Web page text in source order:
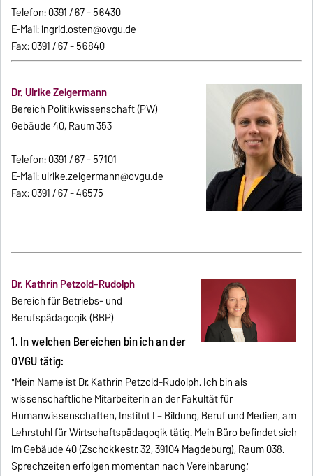
Telefon: 0391 / 67 - 56430
E-Mail: ingrid.osten@ovgu.de
Fax: 0391 / 67 - 56840
Dr. Ulrike Zeigermann
Bereich Politikwissenschaft (PW)
Gebäude 40, Raum 353
Telefon: 0391 / 67 - 57101
E-Mail: ulrike.zeigermann@ovgu.de
Fax: 0391 / 67 - 46575
Dr. Kathrin Petzold-Rudolph
Bereich für Betriebs- und
Berufspädagogik (BBP)
1. In welchen Bereichen bin ich an der
OVGU tätig:
"Mein Name ist Dr. Kathrin Petzold-Rudolph. Ich bin als
wissenschaftliche Mitarbeiterin an der Fakultät für
Humanwissenschaften, Institut I – Bildung, Beruf und Medien, am
Lehrstuhl für Wirtschaftspädagogik tätig. Mein Büro befindet sich
im Gebäude 40 (Zschokkestr. 32, 39104 Magdeburg), Raum 038.
Sprechzeiten erfolgen momentan nach Vereinbarung."